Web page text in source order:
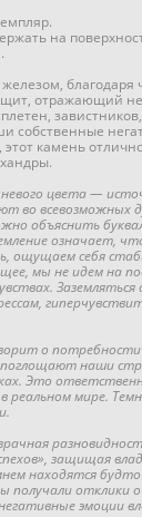
на
благодаря
отражающий
собственные
камень
цвета —
во всевозможных
объяснить
означает,
ощущаем себя
мы не идем на
Заземляться
о потребности
наши
Это
мире.
защищая
находятся
получали отклики
эмоции